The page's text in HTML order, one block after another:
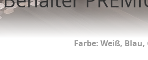
Farbe: Weiß, Blau,